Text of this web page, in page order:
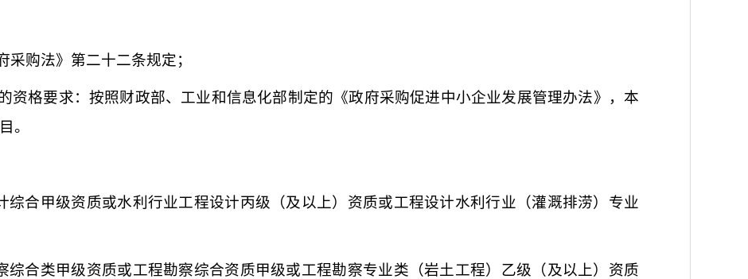
购法》第二十二条规定；
资格要求： 按照财政部、工业和信息化部制定的《政府采购促进中小企业发展管理办法》，本
。
综合甲级资质或水利行业工程设计丙级（及以上）资质或工程设计水利行业（灌溉排涝）专业
综合类甲级资质或工程勘察综合资质甲级或工程勘察专业类（岩土工程）乙级（及以上）资质